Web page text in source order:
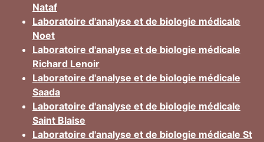
Nataf
Laboratoire d'analyse et de biologie médicale
Noet
Laboratoire d'analyse et de biologie médicale
Richard Lenoir
Laboratoire d'analyse et de biologie médicale
Saada
Laboratoire d'analyse et de biologie médicale
Saint Blaise
Laboratoire d'analyse et de biologie médicale St